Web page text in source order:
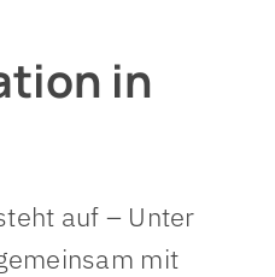
in
auf – Unter
mit